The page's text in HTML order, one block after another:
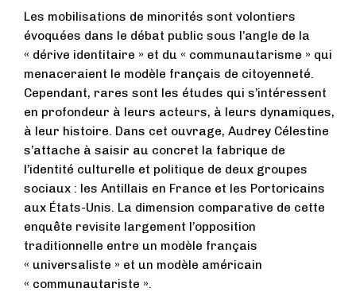
Les mobilisations de minorités sont volontiers
évoquées dans le débat public sous l’angle de la
« dérive identitaire » et du « communautarisme » qui
menaceraient le modèle français de citoyenneté.
Cependant, rares sont les études qui s’intéressent
en profondeur à leurs acteurs, à leurs dynamiques,
à leur histoire. Dans cet ouvrage, Audrey Célestine
s’attache à saisir au concret la fabrique de
l’identité culturelle et politique de deux groupes
sociaux : les Antillais en France et les Portoricains
aux États-Unis. La dimension comparative de cette
enquête revisite largement l’opposition
traditionnelle entre un modèle français
« universaliste » et un modèle américain
« communautariste ».